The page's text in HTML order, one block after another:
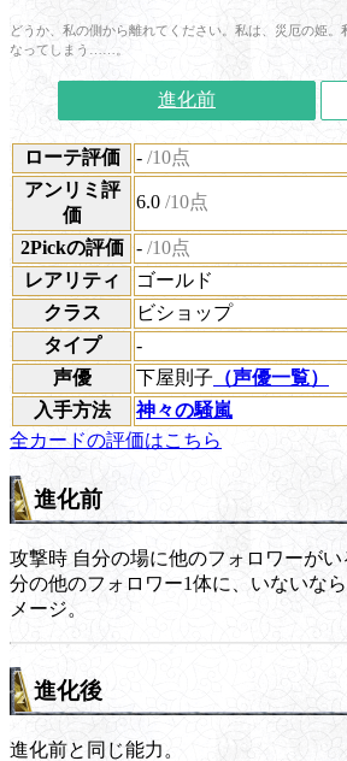
どうか、私の側から離れてください。私は、災厄の姫
なってしまう……。
進化前
ローテ評価 - /10点
アンリミ評
価
6.0 /10点
2Pickの評価 - /10点
レアリティ
ゴールド
クラス
ビショップ
タイプ
-
声優
下屋則子 （声優一覧）
入手方法
神々の騒嵐
全カードの評価はこちら
進化前
攻撃時 自分の場に他のフォロワーが
分の他のフォロワー1体に、いないな
メージ。
進化後
進化前と同じ能力。